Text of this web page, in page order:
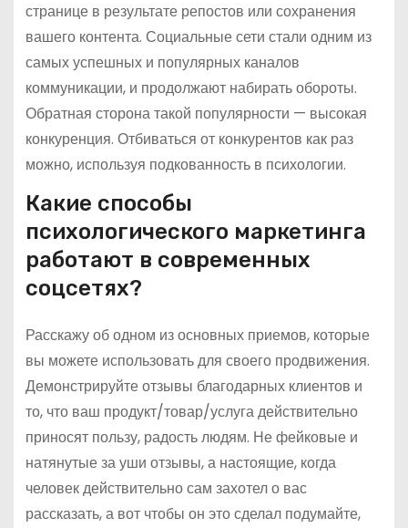
странице в результате репостов или сохранения
вашего контента. Социальные сети стали одним из
самых успешных и популярных каналов
коммуникации, и продолжают набирать обороты.
Обратная сторона такой популярности — высокая
конкуренция. Отбиваться от конкурентов как раз
можно, используя подкованность в психологии.
Какие способы
психологического маркетинга
работают в современных
соцсетях?
Расскажу об одном из основных приемов, которые
вы можете использовать для своего продвижения.
Демонстрируйте отзывы благодарных клиентов и
то, что ваш продукт/товар/услуга действительно
приносят пользу, радость людям. Не фейковые и
натянутые за уши отзывы, а настоящие, когда
человек действительно сам захотел о вас
рассказать, а вот чтобы он это сделал подумайте,